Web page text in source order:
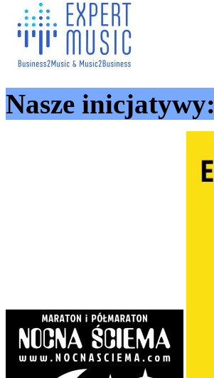
Nasze inicjatywy: